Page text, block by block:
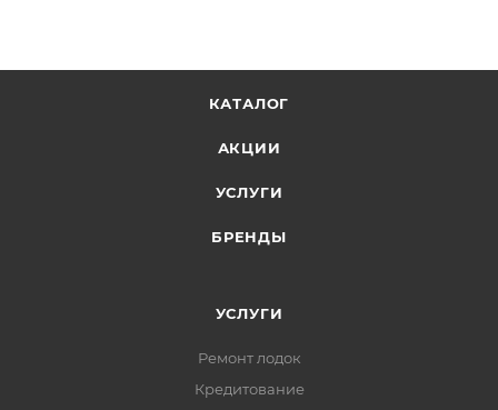
КАТАЛОГ
АКЦИИ
УСЛУГИ
БРЕНДЫ
УСЛУГИ
Ремонт лодок
Кредитование